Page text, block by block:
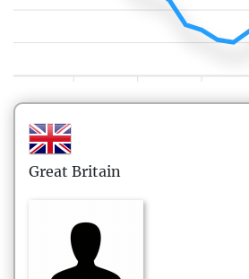
Great Britain